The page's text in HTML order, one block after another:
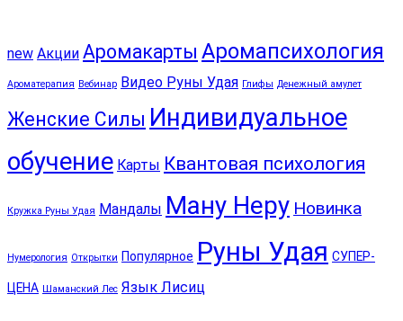
new Акции Аромакарты Аромапсихология
Ароматерапия Вебинар Видео Руны Удая Глифы Денежный амулет
Женские Силы Индивидуальное
обучение Карты Квантовая психология
Кружка Руны Удая Мандалы Ману Неру Новинка
Нумерология Открытки Популярное Руны Удая СУПЕР-
ЦЕНА Шаманский Лес Язык Лисиц